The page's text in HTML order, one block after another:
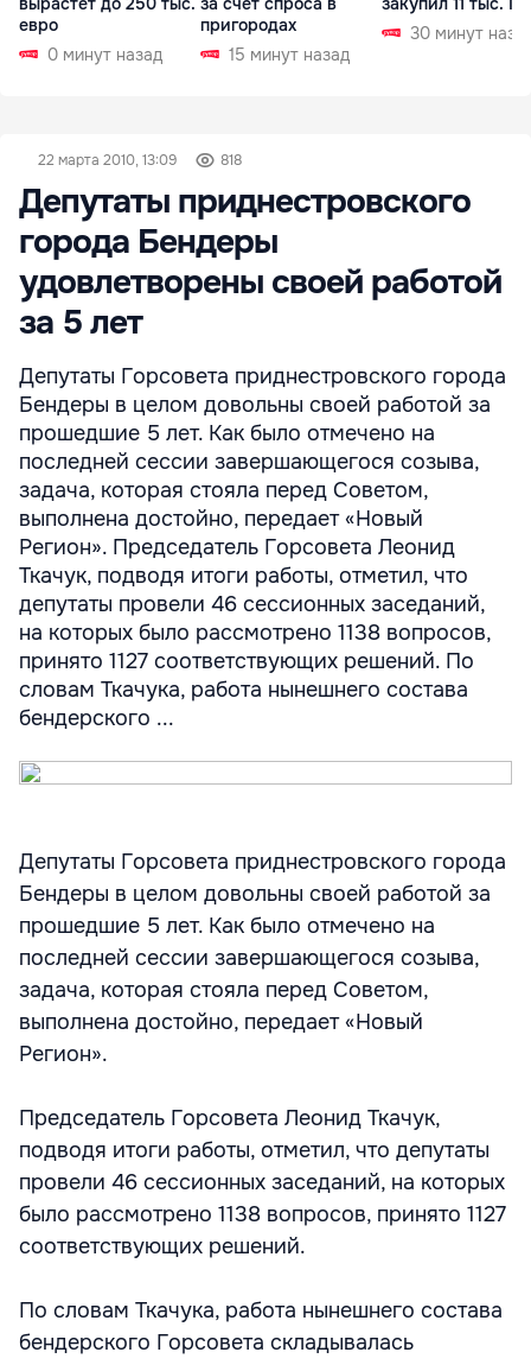
евро
0 минут назад
пригородах
15 минут назад
30 минут
22 марта 2010, 13:09 818
Депутаты приднестровского
города Бендеры
удовлетворены своей работой
за 5 лет
Депутаты Горсовета приднестровского города
Бендеры в целом довольны своей работой за
прошедшие 5 лет. Как было отмечено на
последней сессии завершающегося созыва,
задача, которая стояла перед Советом,
выполнена достойно, передает «Новый
Регион». Председатель Горсовета Леонид
Ткачук, подводя итоги работы, отметил, что
депутаты провели 46 сессионных заседаний,
на которых было рассмотрено 1138 вопросов,
принято 1127 соответствующих решений. По
словам Ткачука, работа нынешнего состава
бендерского ...
Депутаты Горсовета приднестровского города
Бендеры в целом довольны своей работой за
прошедшие 5 лет. Как было отмечено на
последней сессии завершающегося созыва,
задача, которая стояла перед Советом,
выполнена достойно, передает «Новый
Регион».
Председатель Горсовета Леонид Ткачук,
подводя итоги работы, отметил, что депутаты
провели 46 сессионных заседаний, на которых
было рассмотрено 1138 вопросов, принято 1127
соответствующих решений.
По словам Ткачука, работа нынешнего состава
бендерского Горсовета складывалась